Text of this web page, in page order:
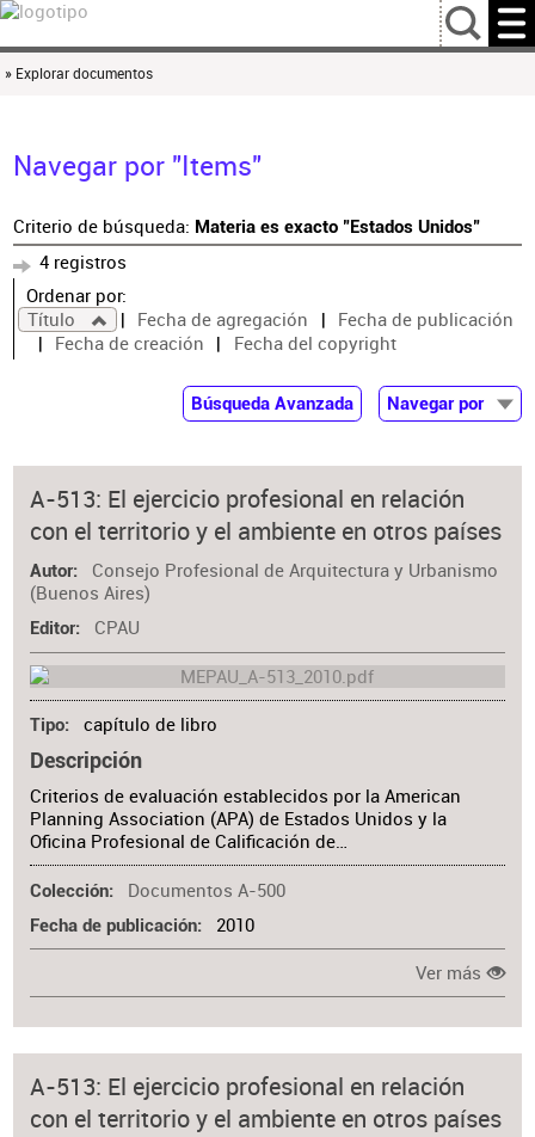
…
» Explorar documentos
Navegar por "Items"
Criterio de búsqueda: Materia es exacto "Estados Unidos"
4 registros
Ordenar por:
Título
Fecha de agregación
Fecha de publicación
Fecha de creación
Fecha del copyright
Búsqueda Avanzada
Navegar por
Autor
Colaborador
Materia
A-513: El ejercicio profesional en relación
con el territorio y el ambiente en otros países
Autor
Consejo Profesional de Arquitectura y Urbanismo
(Buenos Aires)
Editor CPAU
Tipo capítulo de libro
Descripción
Criterios de evaluación establecidos por la American
Planning Association (APA) de Estados Unidos y la
Oficina Profesional de Calificación de…
Colección Documentos A-500
Fecha de publicación 2010
Ver más
A-513: El ejercicio profesional en relación
con el territorio y el ambiente en otros países